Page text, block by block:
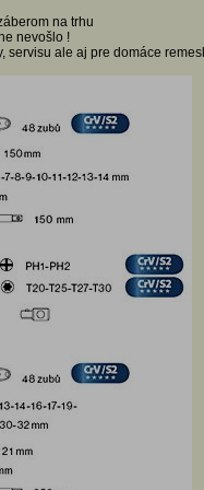
na trhu
nevošlo !
servisu ale aj pre domáce